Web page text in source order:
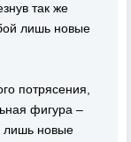
так же
лишь новые
потрясения,
фигура –
лишь новые